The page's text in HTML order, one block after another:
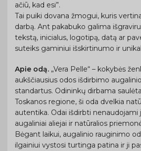
ačiū, kad esi”.
Tai puiki dovana žmogui, kuris
darbą. Ant pakabuko galima
tekstą, inicialus, logotipą, datą ar
suteiks gaminiui išskirtinumo ir
Apie odą. „Vera Pelle“ – kokybės
aukščiausius odos išdirbimo
standartus. Odininkų dirbama
Toskanos regione, ši oda dvelkia
autentika. Odai išdirbti nenaudojami
augaliniai aliejai ir natūralios
Bėgant laikui, augalinio rauginimo
ilgainiui vystosi turtinga patina ir ji